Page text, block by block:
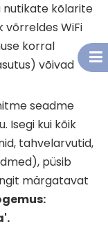
kõlarite
võrreldes WiFi
korral
võivad
seadme
Isegi kui kõik
tahvelarvutid,
püsib
märgatavat